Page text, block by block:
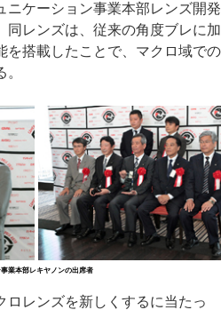
ニケーション事業本部レンズ開発
同レンズは、従来の角度ブレに加
を搭載したことで、マクロ域での
業本部レキヤノンの出席者
レンズを新しくするに当たっ